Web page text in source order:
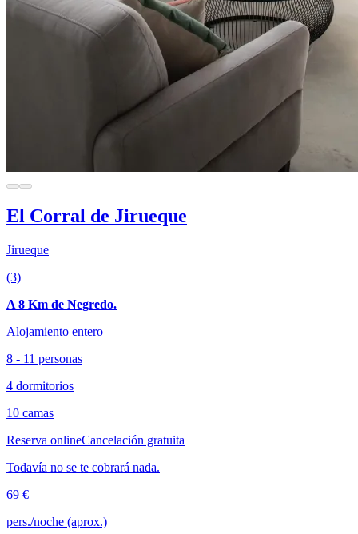
El Corral de Jirueque
Jirueque
(3)
A 8 Km de Negredo.
Alojamiento entero
8 - 11 personas
4 dormitorios
10 camas
Reserva onlineCancelación gratuita
Todavía no se te cobrará nada.
69 €
pers./noche (aprox.)